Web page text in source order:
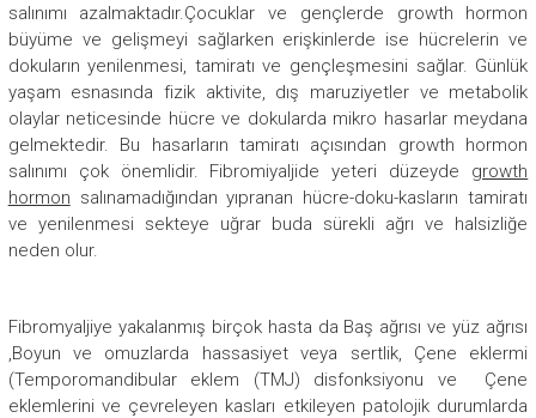
salınımı azalmaktadır.Çocuklar ve gençlerde growth hormon
büyüme ve gelişmeyi sağlarken erişkinlerde ise hücrelerin ve
dokuların yenilenmesi, tamiratı ve gençleşmesini sağlar. Günlük
yaşam esnasında fizik aktivite, dış maruziyetler ve metabolik
olaylar neticesinde hücre ve dokularda mikro hasarlar meydana
gelmektedir. Bu hasarların tamiratı açısından growth hormon
salınımı çok önemlidir. Fibromiyaljide yeteri düzeyde growth
hormon salınamadığından yıpranan hücre-doku-kasların tamiratı
ve yenilenmesi sekteye uğrar buda sürekli ağrı ve halsizliğe
neden olur.
Fibromyaljiye yakalanmış birçok hasta da Baş ağrısı ve yüz ağrısı
,Boyun ve omuzlarda hassasiyet veya sertlik, Çene eklermi
(Temporomandibular eklem (TMJ) disfonksiyonu ve Çene
eklemlerini ve çevreleyen kasları etkileyen patolojik durumlarda